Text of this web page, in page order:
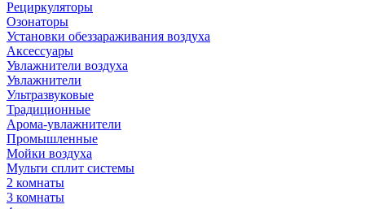
Рециркуляторы
Озонаторы
Установки обеззараживания воздуха
Аксессуары
Увлажнители воздуха
Увлажнители
Ультразвуковые
Традиционные
Арома-увлажнители
Промышленные
Мойки воздуха
Мульти сплит системы
2 комнаты
3 комнаты